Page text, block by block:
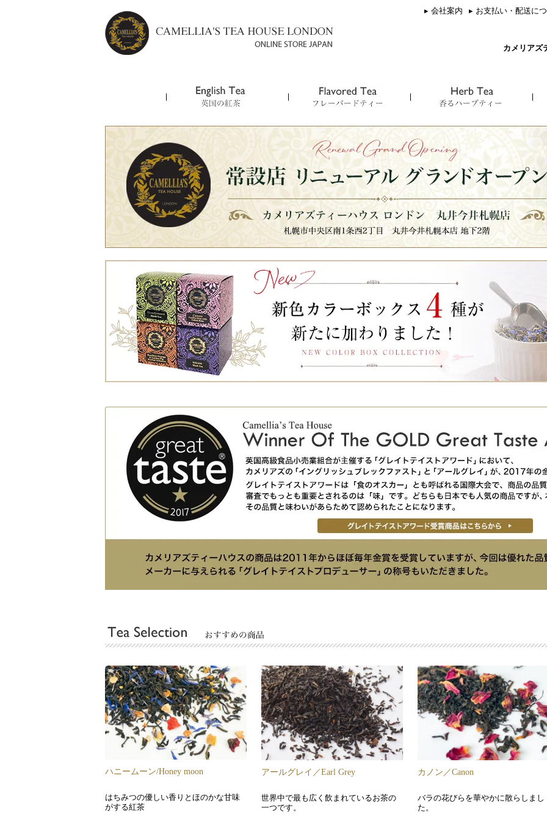
▸ お支払い・配送に
▸ 会社案内
カメリアズ
English Breakfast
Ceylon Kenilworth
ダージリン グームティー／
Darjeeling Goomtee
キーマン／
Keemun
ミカド／
MIKADO
Wishes
Earl Grey Orange
ももの緑茶～ピーチティー／
Peach Tea
チョコレートティー／
Chocolate Tea
グリーンミント／
Green Mint
ホワイトオレンジ／White Orange
ロイヤルウェディングティー／
Royal Wedding Tea
バニラティー／Vanilla Tea
エクストラバーギャンアールグレイ／
Extravagant Earl Grey
Happiness
ローズバッド／
Rose Buds
スリープウェル／
Sleep Well
ヨギティー／
Yogi Tea
Happy Tummy
トキシンキラー／
Toxin Killer
ゼストティー／
Zest Tea
コットントートバッグ
ハニームーン/Honey moon
はちみつの優しい香りとほのかな甘味
がする紅茶
アールグレイ／Earl Grey
世界中で最も広く飲まれているお茶の
一つです。
カノン／Canon
バラの花びらを華やかに散らしまし
た。